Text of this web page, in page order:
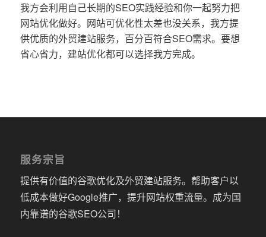
我方会利用自己长期的SEO实践经验和你一起努力把
网站优化做好。网站可优化性太差也没关系，我方提
供优质的外贸建站服务，百分百符合SEO需求。要想
省心省力，建站优化都可以选择我方完成。
服务宗旨
提供有价值的谷歌优化及外贸建站服务。帮助客户以
低成本做好Google推广，提升网站权重流量。成为国
内靠谱的谷歌SEO公司！